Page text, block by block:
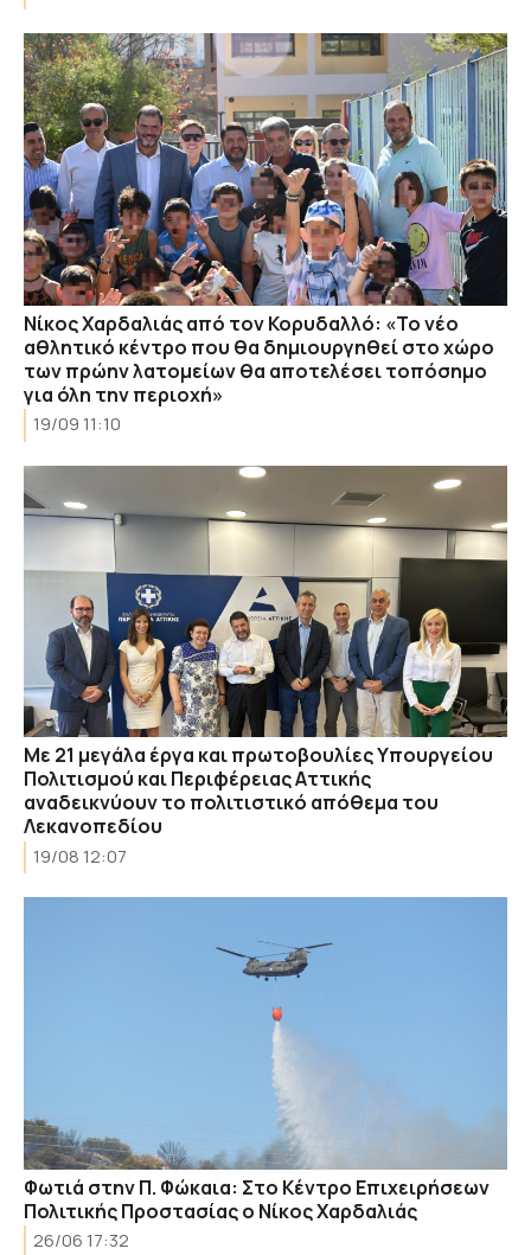
Νίκος Χαρδαλιάς από τον Κορυδαλλό: «Το νέο
αθλητικό κέντρο που θα δημιουργηθεί στο χώρο
των πρώην λατομείων θα αποτελέσει τοπόσημο
για όλη την περιοχή»
19/09 11:10
Με 21 μεγάλα έργα και πρωτοβουλίες Υπουργείου
Πολιτισμού και Περιφέρειας Αττικής
αναδεικνύουν το πολιτιστικό απόθεμα του
Λεκανοπεδίου
19/08 12:07
Φωτιά στην Π. Φώκαια: Στο Κέντρο Επιχειρήσεων
Πολιτικής Προστασίας ο Νίκος Χαρδαλιάς
26/06 17:32